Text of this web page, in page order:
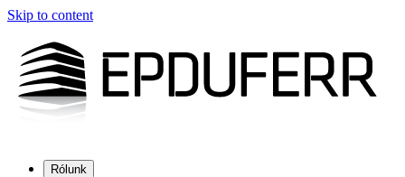
Skip to content
Rólunk